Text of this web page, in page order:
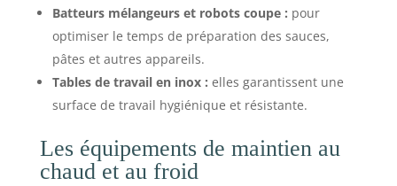
Batteurs mélangeurs et robots coupe : pour
optimiser le temps de préparation des sauces,
pâtes et autres appareils.
Tables de travail en inox : elles garantissent une
surface de travail hygiénique et résistante.
Les équipements de maintien au
chaud et au froid